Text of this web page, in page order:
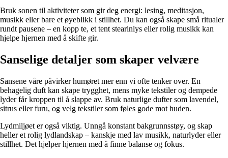
Bruk sonen til aktiviteter som gir deg energi: lesing, meditasjon,
musikk eller bare et øyeblikk i stillhet. Du kan også skape små ritualer
rundt pausene – en kopp te, et tent stearinlys eller rolig musikk kan
hjelpe hjernen med å skifte gir.
Sanselige detaljer som skaper velvære
Sansene våre påvirker humøret mer enn vi ofte tenker over. En
behagelig duft kan skape trygghet, mens myke tekstiler og dempede
lyder får kroppen til å slappe av. Bruk naturlige dufter som lavendel,
sitrus eller furu, og velg tekstiler som føles gode mot huden.
Lydmiljøet er også viktig. Unngå konstant bakgrunnsstøy, og skap
heller et rolig lydlandskap – kanskje med lav musikk, naturlyder eller
stillhet. Det hjelper hjernen med å finne balanse og fokus.